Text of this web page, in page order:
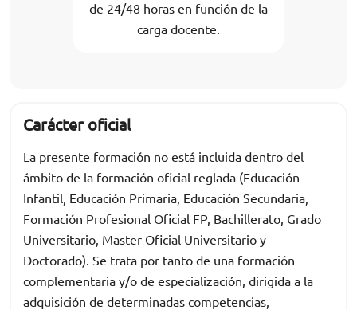
de 24/48 horas en función de la
carga docente.
Carácter oficial
La presente formación no está incluida dentro del
ámbito de la formación oficial reglada (Educación
Infantil, Educación Primaria, Educación Secundaria,
Formación Profesional Oficial FP, Bachillerato, Grado
Universitario, Master Oficial Universitario y
Doctorado). Se trata por tanto de una formación
complementaria y/o de especialización, dirigida a la
adquisición de determinadas competencias,